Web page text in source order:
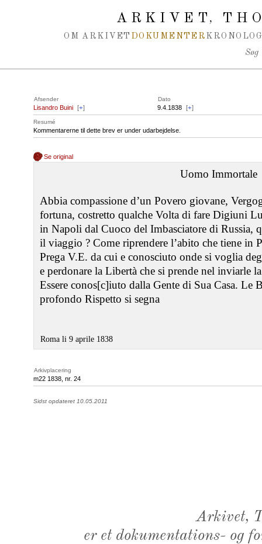
ARKIVET,
OM ARKIVET DOKUMENTER
Søg
Afsender Dato
Lisandro Buini [+] 9.4.1838 [+]
Resumé
Kommentarerne til dette brev er under udarbejdelse.
Se original
Uomo Immortale
Abbia compassione d’un Povero giovane,
fortuna, costretto qualche Volta di fare Digiuni
in Napoli dal Cuoco del Imbasciatore di Russia,
il viaggio ? Come riprendere l’abito che tiene in
Prega V.E. da cui e conosciuto onde si voglia
e perdonare la Libertà che si prende nel inviarle
Essere conos[c]iuto dalla Gente di Sua Casa. Le
profondo Rispetto si segna
Roma li 9 aprile 1838
Arkivplacering
m22 1838, nr. 24
Sidst opdateret 10.05.2011
Arkivet,
er et dokumentations- og